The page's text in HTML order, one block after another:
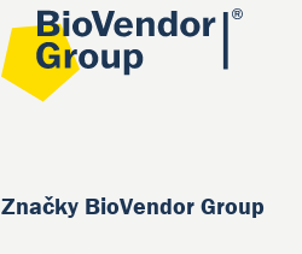
Značky BioVendor Group